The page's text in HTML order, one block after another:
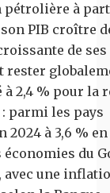
pétrolière à
PIB croître
de
rester
à 2,4 % pour la
parmi les pays
à 3,6 % en
du
avec une